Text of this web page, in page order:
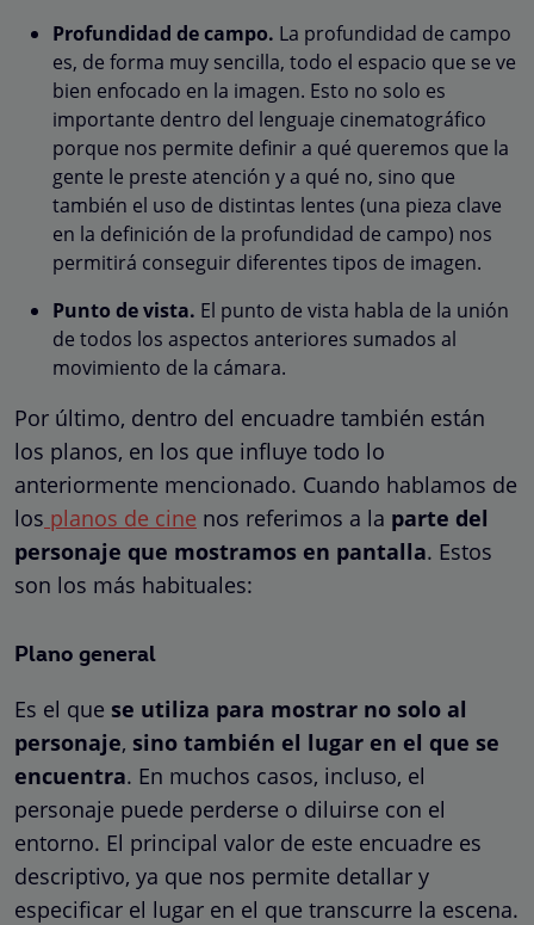
Profundidad de campo. La profundidad de campo
es, de forma muy sencilla, todo el espacio que se ve
bien enfocado en la imagen. Esto no solo es
importante dentro del lenguaje cinematográfico
porque nos permite definir a qué queremos que la
gente le preste atención y a qué no, sino que
también el uso de distintas lentes (una pieza clave
en la definición de la profundidad de campo) nos
permitirá conseguir diferentes tipos de imagen.
Punto de vista. El punto de vista habla de la unión
de todos los aspectos anteriores sumados al
movimiento de la cámara.
Por último, dentro del encuadre también están
los planos, en los que influye todo lo
anteriormente mencionado. Cuando hablamos de
los planos de cine nos referimos a la parte del
personaje que mostramos en pantalla. Estos
son los más habituales:
Plano general
Es el que se utiliza para mostrar no solo al
personaje, sino también el lugar en el que se
encuentra. En muchos casos, incluso, el
personaje puede perderse o diluirse con el
entorno. El principal valor de este encuadre es
descriptivo, ya que nos permite detallar y
especificar el lugar en el que transcurre la escena.